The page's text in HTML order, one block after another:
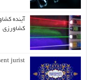
آینده
کشاورزی
jurist